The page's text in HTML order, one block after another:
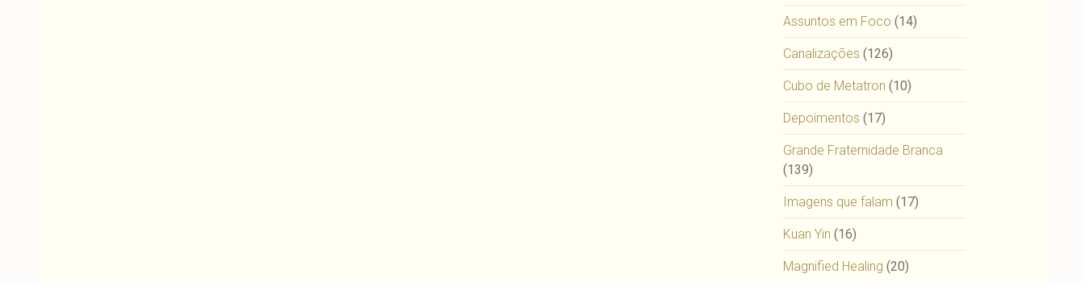
Assuntos em Foco (14)
Canalizações (126)
Cubo de Metatron (10)
Depoimentos (17)
Grande Fraternidade Branca
(139)
Imagens que falam (17)
Kuan Yin (16)
Magnified Healing (20)